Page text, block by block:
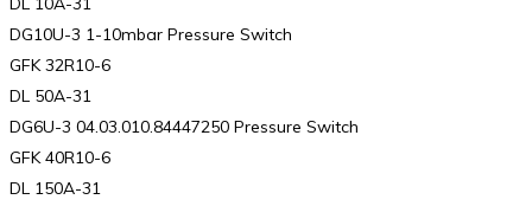
DG10U-3 1-10mbar Pressure Switch
GFK 32R10-6
DL 50A-31
DG6U-3 04.03.010.84447250 Pressure Switch
GFK 40R10-6
DL 150A-31